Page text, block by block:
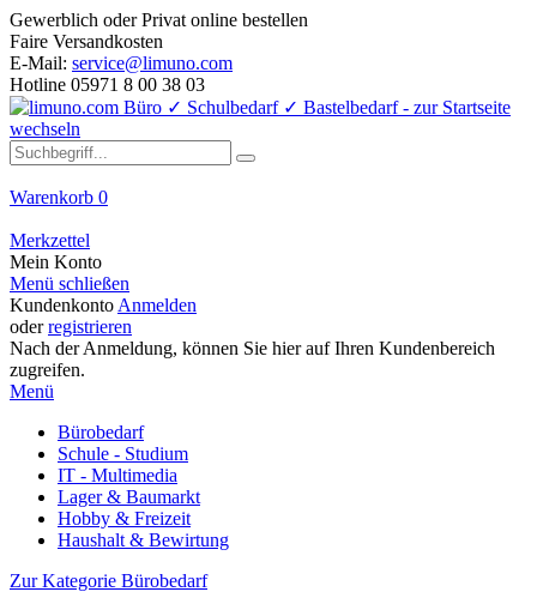
Gewerblich oder Privat online bestellen
Faire Versandkosten
E-Mail: service@limuno.com
Hotline 05971 8 00 38 03
Warenkorb 0
Merkzettel
Mein Konto
Menü schließen
Kundenkonto Anmelden
oderregistrieren
Nach der Anmeldung, können Sie hier auf Ihren Kundenbereich
zugreifen.
Menü
Bürobedarf
Schule - Studium
IT - Multimedia
Lager & Baumarkt
Hobby & Freizeit
Haushalt & Bewirtung
Zur Kategorie Bürobedarf